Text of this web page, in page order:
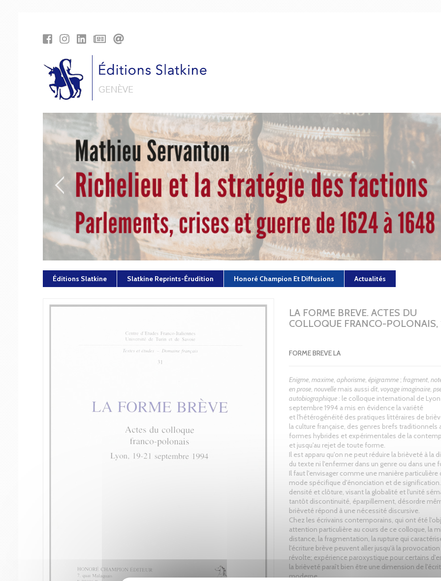
Éditions Slatkine Slatkine Reprints-Érudition Honoré Champion Et Diffusions Actualités
LA FORME BREVE. ACTES DU
COLLOQUE FRANCO-POLONAIS,
FORME BREVE LA
Enigme, maxime, aphorisme, épigramme ; fragment,
en prose, nouvelle mais aussi dit, voyageimaginaire,
autobiographique : le colloque international de
septembre 1994 a mis en évidence la variété
et l'hétérogénéité des pratiques littéraires de
la culture française, des genres brefs traditionnels
formes hybrides et expérimentales de la
et jusqu'au rejet de toute forme.
Il est apparu qu'on ne peut réduire la brièveté à la
du texte ni l'enfermer dans un genre ou dans une
Il faut l'envisager comme une manière particulière
mode spécifique d'énonciation et de
densité et clôture, visant la globalité et l'unité
tantôt discontinuité, éparpillement, désordre
brièveté répond à une nécessité discursive.
Chez les écrivains contemporains, qui ont été
attention particulière au cours de ce colloque, la
distance, la fragmentation, la rupture qui
l'écriture brève peuvent aller jusqu'à la provocation
révolte; expérience paroxystique pour certains
la brièveté paraît bien être une dimension de
moderne.